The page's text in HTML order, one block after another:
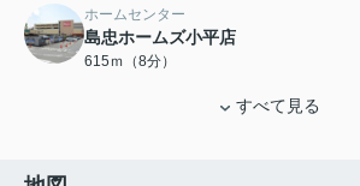
ホームセンター
島忠ホームズ小平店
615ｍ（8分）
すべて見る